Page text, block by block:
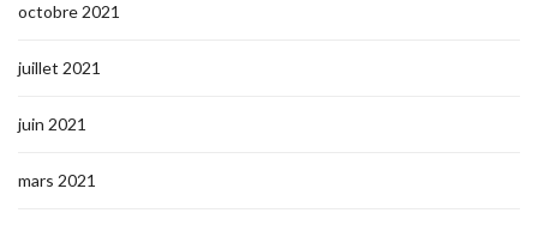
octobre 2021
juillet 2021
juin 2021
mars 2021